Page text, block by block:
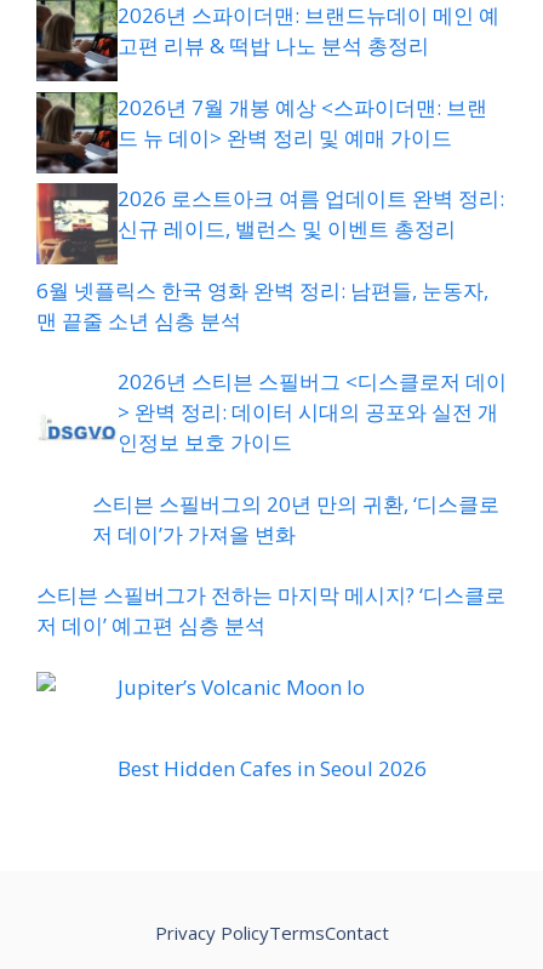
2026년 스파이더맨: 브랜드뉴데이 메인 예
고편 리뷰 & 떡밥 나노 분석 총정리
2026년 7월 개봉 예상 <스파이더맨: 브랜
드 뉴 데이> 완벽 정리 및 예매 가이드
2026 로스트아크 여름 업데이트 완벽 정리:
신규 레이드, 밸런스 및 이벤트 총정리
6월 넷플릭스 한국 영화 완벽 정리: 남편들, 눈동자,
맨 끝줄 소년 심층 분석
2026년 스티븐 스필버그 <디스클로저 데이
> 완벽 정리: 데이터 시대의 공포와 실전 개
인정보 보호 가이드
스티븐 스필버그의 20년 만의 귀환, ‘디스클로
저 데이’가 가져올 변화
스티븐 스필버그가 전하는 마지막 메시지? ‘디스클로
저 데이’ 예고편 심층 분석
Jupiter’s Volcanic Moon Io
Best Hidden Cafes in Seoul 2026
Privacy PolicyTermsContact